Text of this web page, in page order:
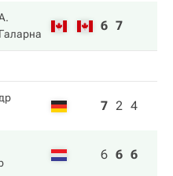
Галарна
6 7
7 2 4
6 6 6